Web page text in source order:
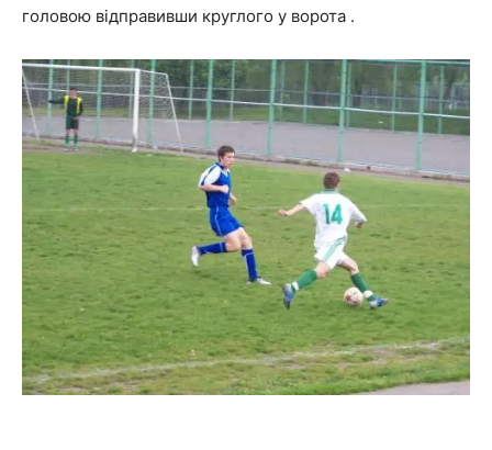
головою відправивши круглого у ворота .